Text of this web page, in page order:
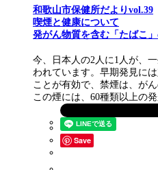
和歌山市保健所だよりvol.39
喫煙と健康について
発がん物質を含む「たばこ
今、日本人の2人に1人が、
われています。早期発見に
ことが有効で、禁煙は、が
この煙には、60種類以上の
Save